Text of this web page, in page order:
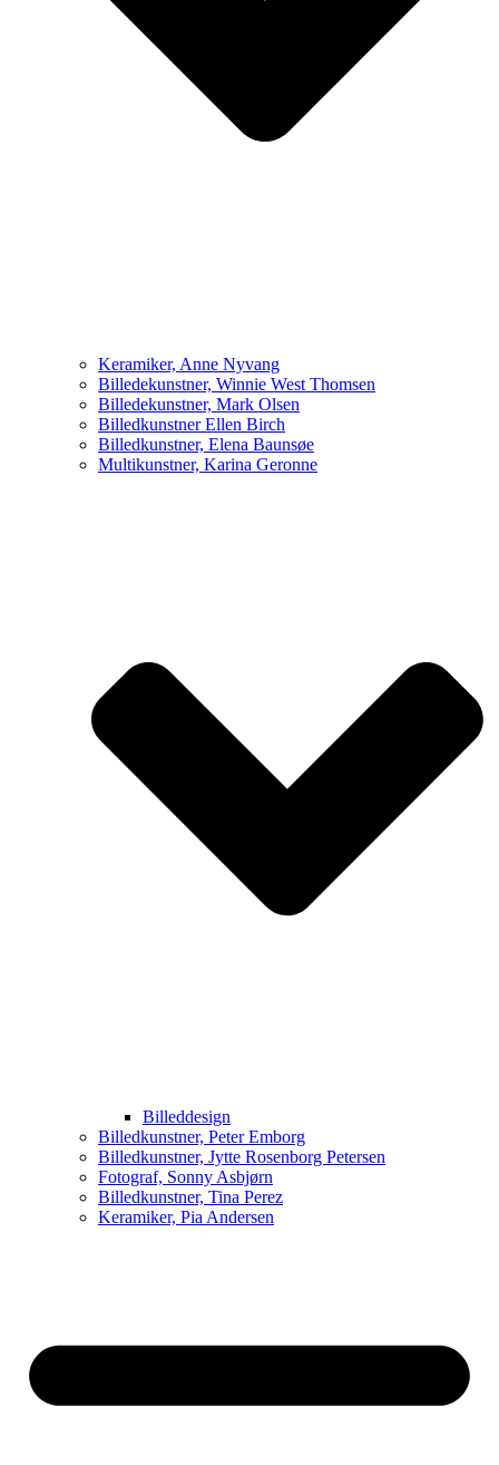
Keramiker, Anne Nyvang
Billedekunstner, Winnie West Thomsen
Billedekunstner, Mark Olsen
Billedkunstner Ellen Birch
Billedkunstner, Elena Baunsøe
Multikunstner, Karina Geronne
Billeddesign
Billedkunstner, Peter Emborg
Billedkunstner, Jytte Rosenborg Petersen
Fotograf, Sonny Asbjørn
Billedkunstner, Tina Perez
Keramiker, Pia Andersen